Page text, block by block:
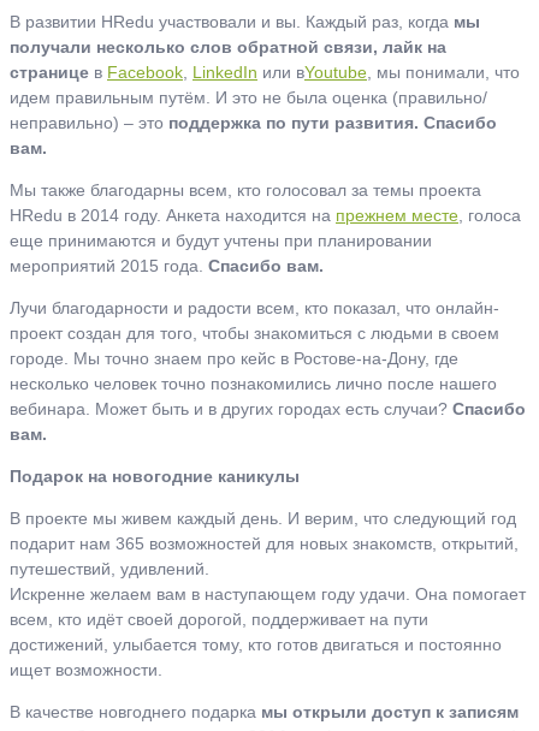
В развитии HRedu участвовали и вы. Каждый раз, когда мы
получали несколько слов обратной связи, лайк на
странице в Facebook LinkedIn или вYoutube , мы понимали, что
идем правильным путём. И это не была оценка (правильно/
неправильно) – это поддержка по пути развития. Спасибо
вам.
Мы также благодарны всем, кто голосовал за темы проекта
HRedu в 2014 году. Анкета находится на прежнем месте , голоса
еще принимаются и будут учтены при планировании
мероприятий 2015 года. Спасибо вам.
Лучи благодарности и радости всем, кто показал, что онлайн-
проект создан для того, чтобы знакомиться с людьми в своем
городе. Мы точно знаем про кейс в Ростове-на-Дону, где
несколько человек точно познакомились лично после нашего
вебинара. Может быть и в других городах есть случаи? Спасибо
вам.
Подарок на новогодние каникулы
В проекте мы живем каждый день. И верим, что следующий год
подарит нам 365 возможностей для новых знакомств, открытий,
путешествий, удивлений.
Искренне желаем вам в наступающем году удачи. Она помогает
всем, кто идёт своей дорогой, поддерживает на пути
достижений, улыбается тому, кто готов двигаться и постоянно
ищет возможности.
В качестве новгоднего подарка мы открыли доступ к записям